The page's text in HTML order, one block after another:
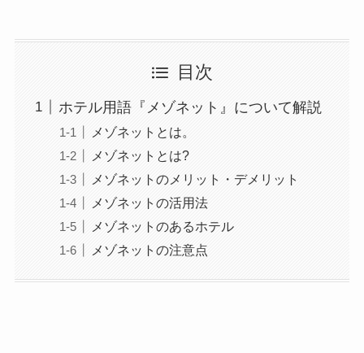
目次
ホテル用語『メゾネット』について解説
メゾネットとは。
メゾネットとは?
メゾネットのメリット・デメリット
メゾネットの活用法
メゾネットのあるホテル
メゾネットの注意点